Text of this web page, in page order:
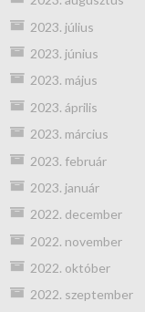
2023. július
2023. június
2023. május
2023. április
2023. március
2023. február
2023. január
2022. december
2022. november
2022. október
2022. szeptember